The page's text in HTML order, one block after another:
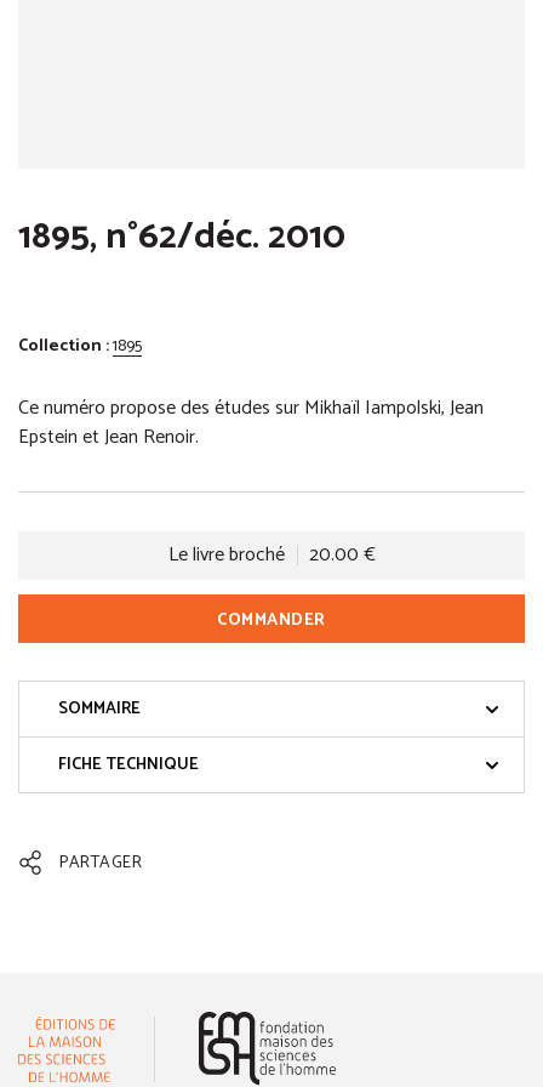
1895, n°62/déc. 2010
Collection :1895
Ce numéro propose des études sur Mikhaïl Iampolski, Jean
Epstein et Jean Renoir.
Le livre broché 20.00 €
COMMANDER
SOMMAIRE
FICHE TECHNIQUE
PARTAGER